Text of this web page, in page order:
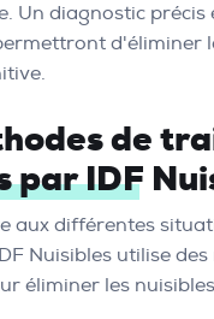
Un diagnostic précis
d'éliminer
de
par IDF
aux différentes
Nuisibles utilise
éliminer les